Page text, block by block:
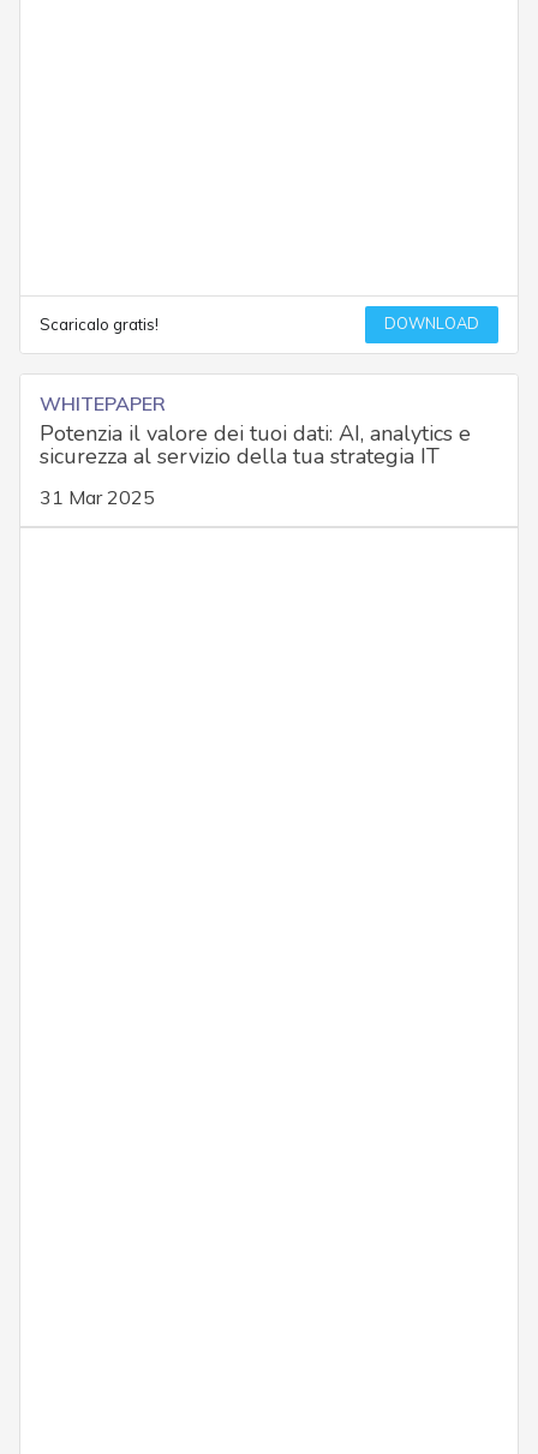
Scaricalo gratis! DOWNLOAD
WHITEPAPER
Potenzia il valore dei tuoi dati: AI, analytics e
sicurezza al servizio della tua strategia IT
31 Mar 2025